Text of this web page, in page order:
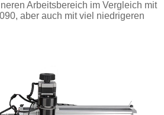
Arbeitsbereich im Vergleich mit
aber auch mit viel niedrigeren